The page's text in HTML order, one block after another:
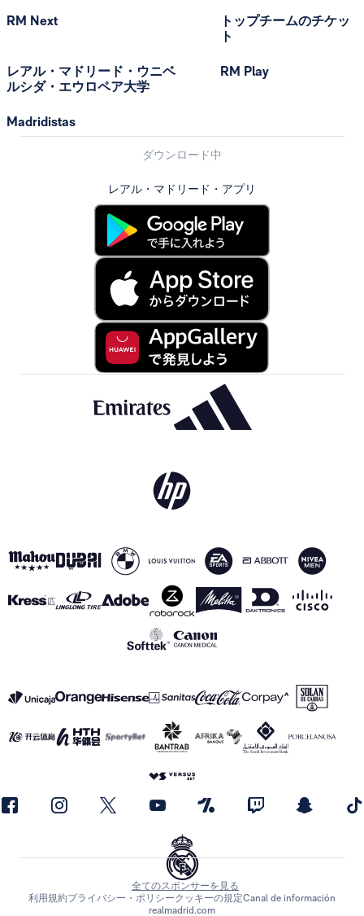
RM Next
レアル・マドリード・ウニベ
ルシダ・エウロペア大学
Madridistas
トップチームのチケッ
ト
RM Play
ダウンロード中
レアル・マドリード・アプリ
全てのスポンサーを見る
利用規約プライバシー・ポリシークッキーの規定Canal de información
realmadrid.com